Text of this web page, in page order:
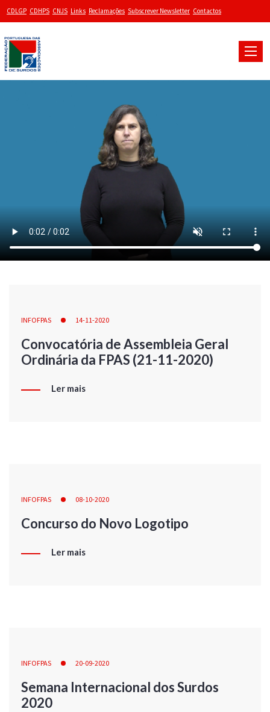
CDLGP CDHPS CNJS Links Reclamações Subscrever Newsletter Contactos
Toggle
INFOFPAS 14-11-2020
Convocatória de Assembleia Geral
Ordinária da FPAS (21-11-2020)
Ler mais
INFOFPAS 08-10-2020
Concurso do Novo Logotipo
Ler mais
INFOFPAS 20-09-2020
Semana Internacional dos Surdos
2020